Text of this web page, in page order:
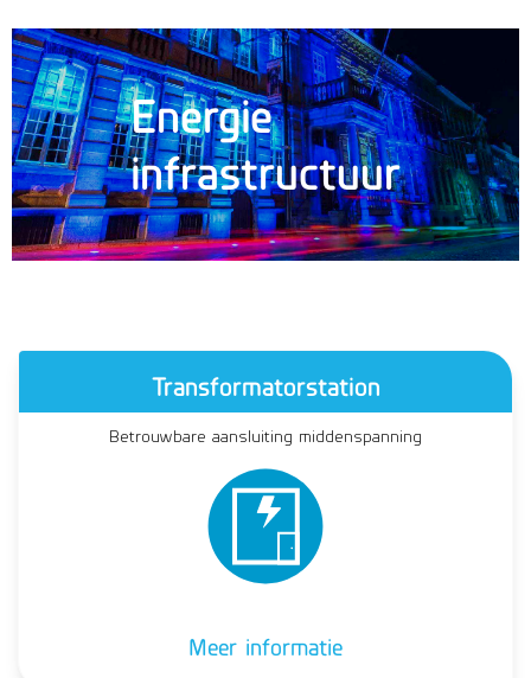
Energie
infrastructuur
Transformatorstation
Betrouwbare aansluiting middenspanning
Meer informatie